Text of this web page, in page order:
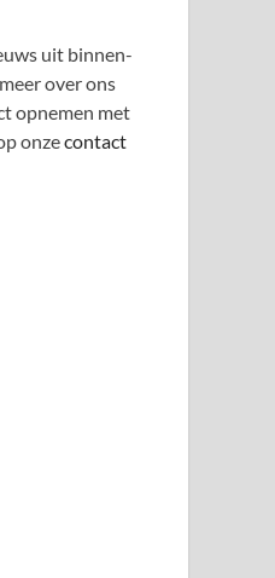
uit binnen-
over ons
opnemen met
onzecontact